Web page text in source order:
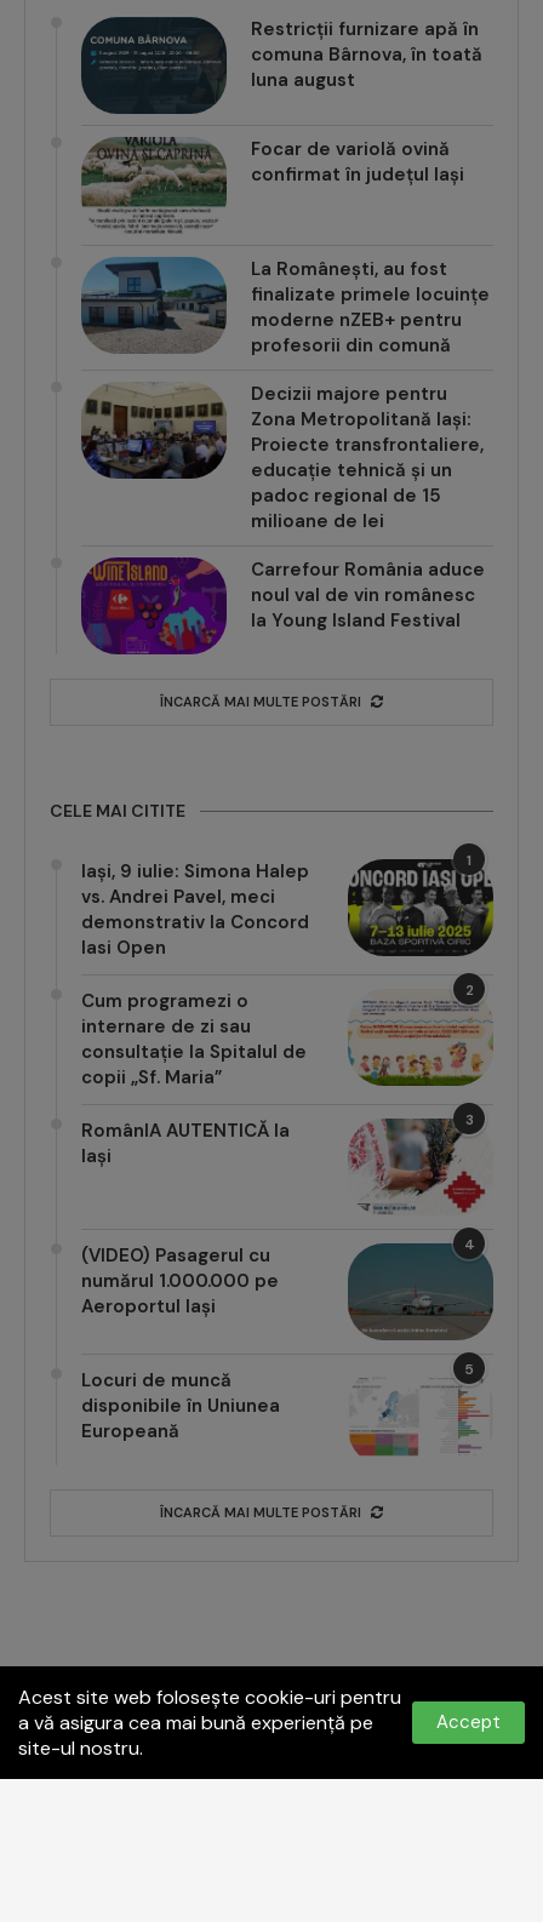
Restricții furnizare apă în
comuna Bârnova, în toată
luna august
Focar de variolă ovină
confirmat în județul Iași
La Românești, au fost
finalizate primele locuințe
moderne nZEB+ pentru
profesorii din comună
Decizii majore pentru
Zona Metropolitană Iași:
Proiecte transfrontaliere,
educație tehnică și un
padoc regional de 15
milioane de lei
Carrefour România aduce
noul val de vin românesc
la Young Island Festival
ÎNCARCĂ MAI MULTE POSTĂRI
CELE MAI CITITE
1
Iași, 9 iulie: Simona Halep
vs. Andrei Pavel, meci
demonstrativ la Concord
Iasi Open
2
Cum programezi o
internare de zi sau
consultație la Spitalul de
copii „Sf. Maria”
3
RomânIA AUTENTICĂ la
Iași
4
(VIDEO) Pasagerul cu
numărul 1.000.000 pe
Aeroportul Iași
5
Locuri de muncă
disponibile în Uniunea
Europeană
ÎNCARCĂ MAI MULTE POSTĂRI
Acest site web folosește cookie-uri pentru
a vă asigura cea mai bună experiență pe
site-ul nostru.
Accept